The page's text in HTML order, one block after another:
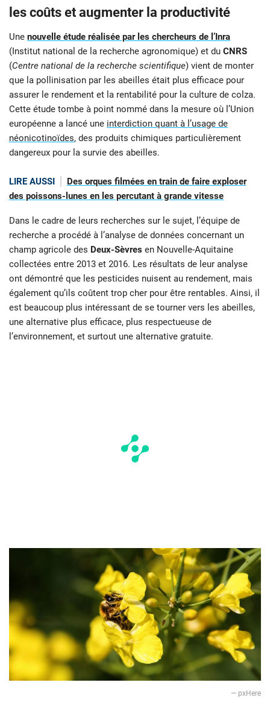
les coûts et augmenter la productivité
Une nouvelle étude réalisée par les chercheurs de l’Inra
(Institut national de la recherche agronomique) et du CNRS
(Centre national de la recherche scientifique) vient de monter
que la pollinisation par les abeilles était plus efficace pour
assurer le rendement et la rentabilité pour la culture de colza.
Cette étude tombe à point nommé dans la mesure où l’Union
européenne a lancé une interdiction quant à l’usage de
néonicotinoïdes, des produits chimiques particulièrement
dangereux pour la survie des abeilles.
LIRE AUSSI
Des orques filmées en train de faire exploser
des poissons-lunes en les percutant à grande vitesse
Dans le cadre de leurs recherches sur le sujet, l’équipe de
recherche a procédé à l’analyse de données concernant un
champ agricole des Deux-Sèvres en Nouvelle-Aquitaine
collectées entre 2013 et 2016. Les résultats de leur analyse
ont démontré que les pesticides nuisent au rendement, mais
également qu’ils coûtent trop cher pour être rentables. Ainsi, il
est beaucoup plus intéressant de se tourner vers les abeilles,
une alternative plus efficace, plus respectueuse de
l’environnement, et surtout une alternative gratuite.
— pxHere